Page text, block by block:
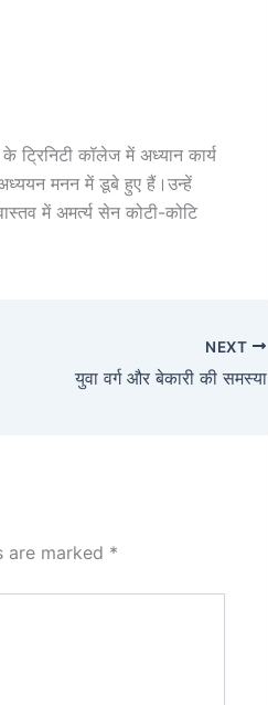
ट्रिनिटी कॉलेज में अध्यान कार्य
मनन में डूबे हुए हैं।उन्हें
में अमर्त्य सेन कोटी-कोटि
NEXT
युवा वर्ग और बेकारी की समस्या
are marked *